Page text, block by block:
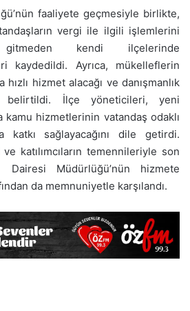
faaliyete geçmesiyle birlikte,
vergi ile ilgili işlemlerini
kendi ilçelerinde
kaydedildi. Ayrıca, mükelleflerin
hizmet alacağı ve danışmanlık
belirtildi. İlçe yöneticileri, yeni
kamu hizmetlerinin vatandaş odaklı
katkı sağlayacağını dile getirdi.
katılımcıların temennileriyle son
Müdürlüğü’nün hizmete
da memnuniyetle karşılandı.